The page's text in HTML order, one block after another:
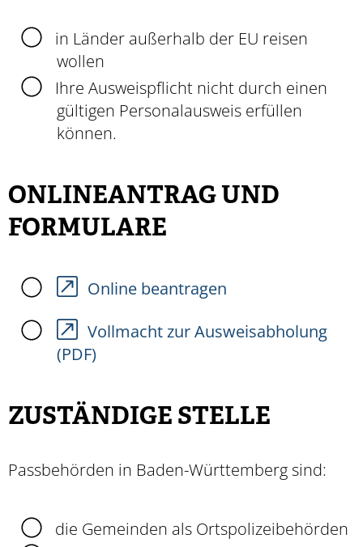
in Länder außerhalb der EU reisen
wollen
Ihre Ausweispflicht nicht durch einen
gültigen Personalausweis erfüllen
können.
ONLINEANTRAG UND
FORMULARE
Online beantragen
Vollmacht zur Ausweisabholung
(PDF)
ZUSTÄNDIGE STELLE
Passbehörden in Baden-Württemberg sind:
die Gemeinden als Ortspolizeibehörden